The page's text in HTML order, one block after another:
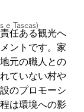
e Tascas)
任ある観光へ
ントです。家
元の職人との
ていない村や
のプロモーシ
は環境への影